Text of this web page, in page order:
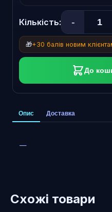
Кількість: -
🎁+30 балів новим
До
Опис Доставка
—
Схожі товари